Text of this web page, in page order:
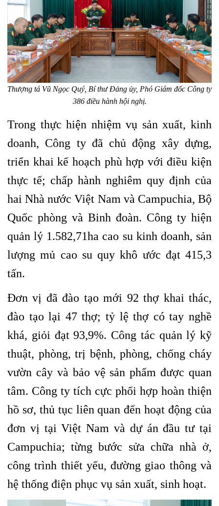
Thượng tá Vũ Ngọc Quý, Bí thư Đảng ủy, Phó Giám đốc Công ty
386 điều hành hội nghị.
Trong thực hiện nhiệm vụ sản xuất, kinh
doanh, Công ty đã chủ động xây dựng,
triển khai kế hoạch phù hợp với điều kiện
thực tế; chấp hành nghiêm quy định của
hai Nhà nước Việt Nam và Campuchia, Bộ
Quốc phòng và Binh đoàn. Công ty hiện
quản lý 1.582,71ha cao su kinh doanh, sản
lượng mủ cao su quy khô ước đạt 415,3
tấn.
Đơn vị đã đào tạo mới 92 thợ khai thác,
đào tạo lại 47 thợ; tỷ lệ thợ có tay nghề
khá, giỏi đạt 93,9%. Công tác quản lý kỹ
thuật, phòng, trị bệnh, phòng, chống cháy
vườn cây và bảo vệ sản phẩm được quan
tâm. Công ty tích cực phối hợp hoàn thiện
hồ sơ, thủ tục liên quan đến hoạt động của
đơn vị tại Việt Nam và dự án đầu tư tại
Campuchia; từng bước sửa chữa nhà ở,
công trình thiết yếu, đường giao thông và
hệ thống điện phục vụ sản xuất, sinh hoạt.